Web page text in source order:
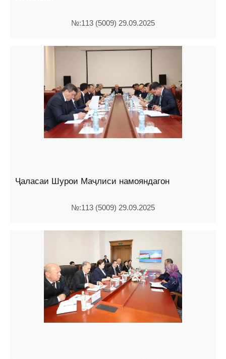
№:113 (5009) 29.09.2025
Ҷаласаи Шурои Маҷлиси намояндагон
№:113 (5009) 29.09.2025